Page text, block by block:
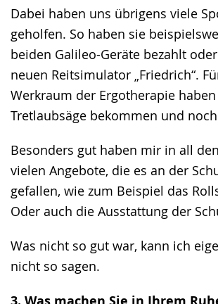
Dabei haben uns übrigens viele
geholfen. So haben sie
beiden Galileo-Geräte bezahlt
neuen Reitsimulator „Friedrich“.
Werkraum der Ergotherapie
Tretlaubsäge bekommen und
Besonders gut haben mir in all
vielen Angebote, die es an der
gefallen, wie zum Beispiel das
Oder auch die Ausstattung der
Was nicht so gut war, kann ich
nicht so sagen.